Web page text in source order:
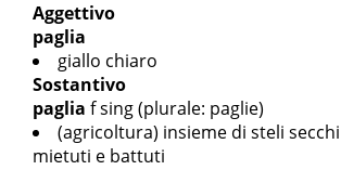
Aggettivo
paglia
giallo chiaro
Sostantivo
paglia f sing(plurale: paglie)
(agricoltura) insieme di steli
mietuti e battuti